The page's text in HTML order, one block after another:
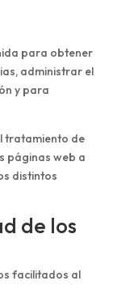
para obtener
administrar el
y para
tratamiento de
páginas web a
distintos
de los
facilitados al